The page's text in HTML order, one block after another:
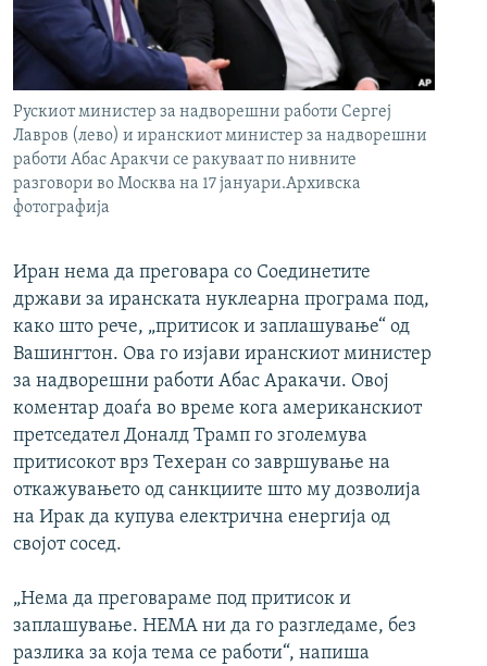
РСЕ веб страници
Рускиот министер за надворешни работи Сергеј
Лавров (лево) и иранскиот министер за надворешни
работи Абас Аракчи се ракуваат по нивните
разговори во Москва на 17 јануари.Архивска
фотографија
Иран нема да преговара со Соединетите
држави за иранската нуклеарна програма под,
како што рече, „притисок и заплашување“ од
Вашингтон. Ова го изјави иранскиот министер
за надворешни работи Абас Аракачи. Овој
коментар доаѓа во време кога американскиот
претседател Доналд Трамп го зголемува
притисокот врз Техеран со завршување на
откажувањето од санкциите што му дозволија
на Ирак да купува електрична енергија од
својот сосед.
„Нема да преговараме под притисок и
заплашување. НЕМА ни да го разгледаме, без
разлика за која тема се работи“, напиша